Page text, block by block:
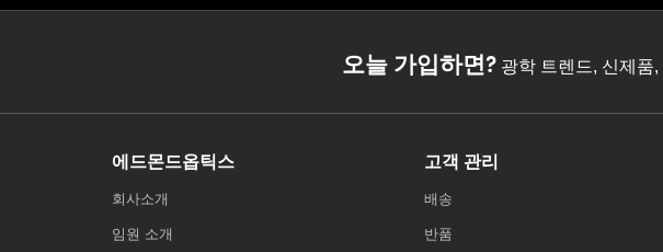
오늘 가입하면?광학 트렌드, 신제품,
에드몬드옵틱스
회사소개
임원 소개
고객 관리
배송
반품